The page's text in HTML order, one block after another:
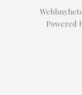
Powered